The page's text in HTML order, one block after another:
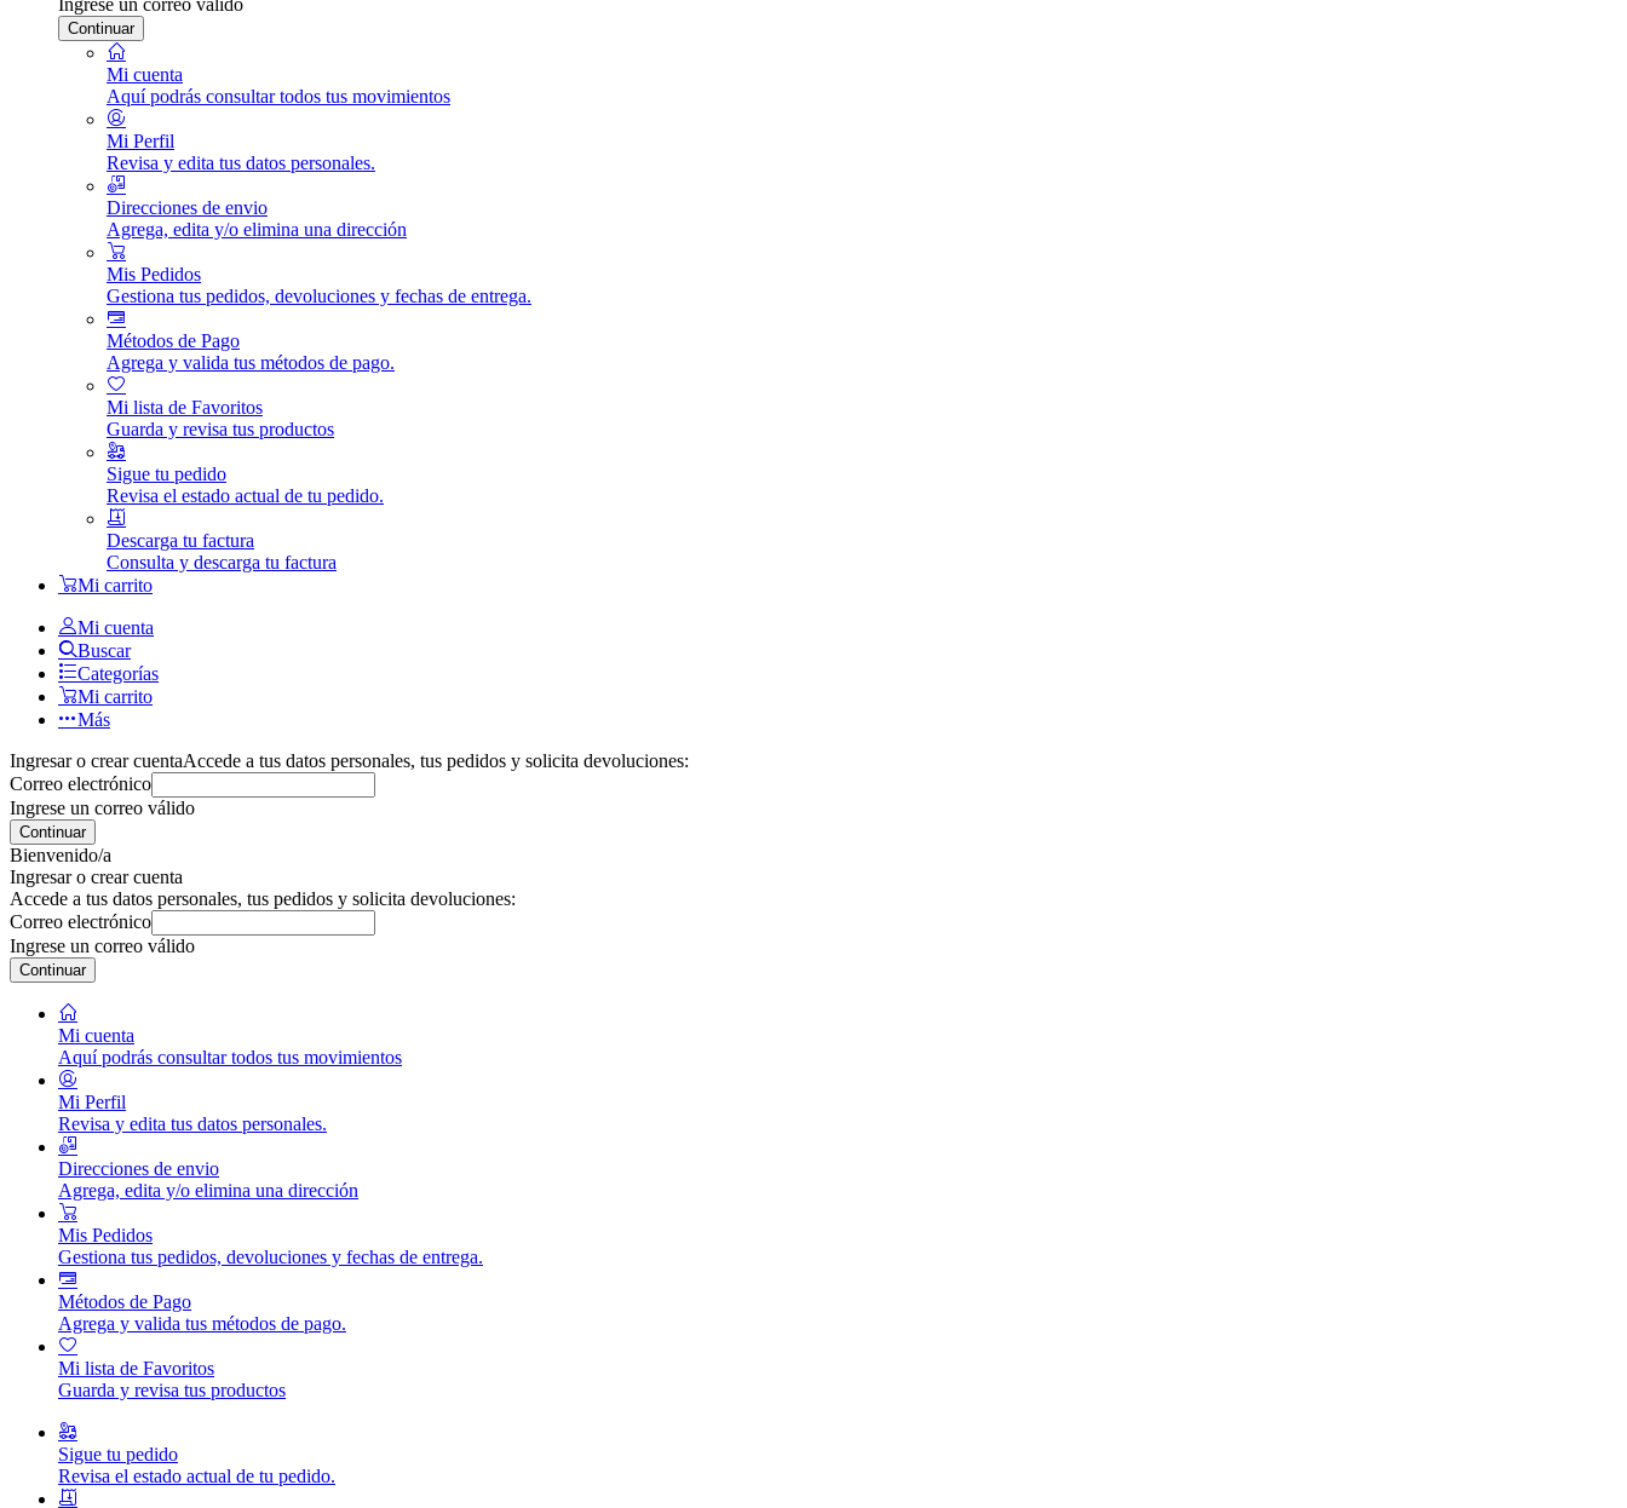
Continuar
Mi cuenta
Aquí podrás consultar todos tus movimientos
Mi Perfil
Revisa y edita tus datos personales.
Direcciones de envio
Agrega, edita y/o elimina una dirección
Mis Pedidos
Gestiona tus pedidos, devoluciones y fechas de entrega.
Métodos de Pago
Agrega y valida tus métodos de pago.
Mi lista de Favoritos
Guarda y revisa tus productos
Sigue tu pedido
Revisa el estado actual de tu pedido.
Descarga tu factura
Consulta y descarga tu factura
Mi carrito
Mi cuenta
Buscar
Categorías
Mi carrito
Más
Ingresar o crear cuentaAccede a tus datos personales, tus pedidos y solicita devoluciones:
Correo electrónico
Ingrese un correo válido
Continuar
Bienvenido/a
Ingresar o crear cuenta
Accede a tus datos personales, tus pedidos y solicita devoluciones:
Correo electrónico
Ingrese un correo válido
Continuar
Mi cuenta
Aquí podrás consultar todos tus movimientos
Mi Perfil
Revisa y edita tus datos personales.
Direcciones de envio
Agrega, edita y/o elimina una dirección
Mis Pedidos
Gestiona tus pedidos, devoluciones y fechas de entrega.
Métodos de Pago
Agrega y valida tus métodos de pago.
Mi lista de Favoritos
Guarda y revisa tus productos
Sigue tu pedido
Revisa el estado actual de tu pedido.